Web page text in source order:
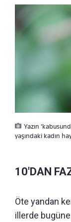
Yazın
yaşındaki kadın
10'DAN
Öte yandan
illerde